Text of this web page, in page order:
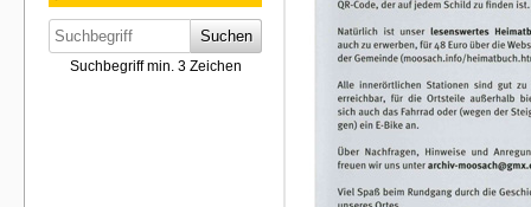
Suchen
Suchbegriff min. 3 Zeichen